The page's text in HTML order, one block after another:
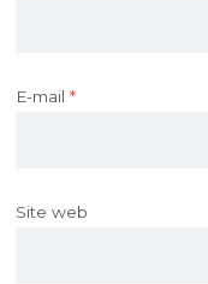
E-mail*
Site web